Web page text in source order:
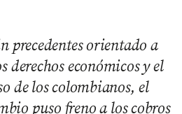
precedentes orientado a
derechos económicos y el
de los colombianos, el
puso freno a los cobros